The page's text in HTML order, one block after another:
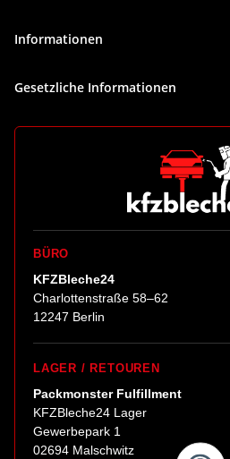
Informationen
Gesetzliche Informationen
BÜRO
KFZBleche24
Charlottenstraße 58–62
12247 Berlin
LAGER / RETOUREN
Packmonster Fulfillment
KFZBleche24 Lager
Gewerbepark 1
02694 Malschwitz